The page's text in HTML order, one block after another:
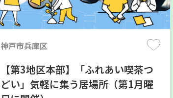
神戸市兵庫区
【第3地区本部】「ふれあい喫茶つ
どい」気軽に集う居場所（第1月曜